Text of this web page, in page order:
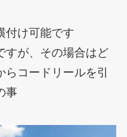
付け可能です
すが、その場合はど
コードリールを引
事